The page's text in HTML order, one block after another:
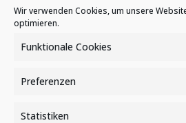
Wir verwenden Cookies, um unsere
optimieren.
Funktionale Cookies
Preferenzen
Statistiken
Kategorien
News
Veranstaltungen